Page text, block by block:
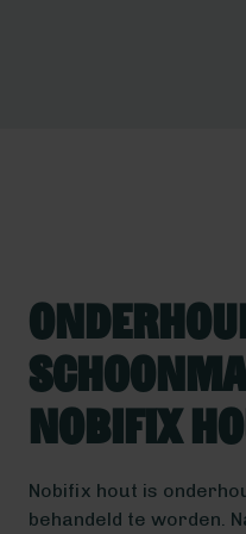
Nobifix
Nobifix hout is
behandeld te worden.